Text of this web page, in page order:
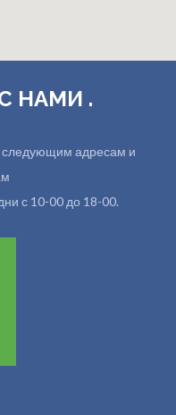
НАМИ .
следующим адресам и
с 10-00 до 18-00.